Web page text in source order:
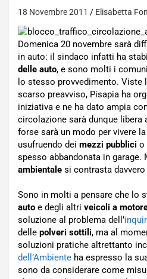
18 Novembre 2011 Elisabetta
Domenica 20 novembre sarà
in auto: il sindaco infatti ha
delle auto, e sono molti i
lo stesso provvedimento.
scarso preavviso, Pisapia ha
iniziativa e ne ha dato ampia
circolazione sarà dunque libera
forse sarà un modo per vivere
usufruendo dei mezzi pubblici o
spesso abbandonata in garage.
ambientale si contrasta
Sono in molti a pensare che lo
auto e degli altri veicoli a
soluzione al problema dell’
delle polveri sottili, ma al
soluzioni pratiche altrettanto
dell’Ambiente ha espresso la
sono da considerare come